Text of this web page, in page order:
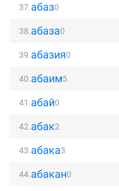
37.абаз0
38.абаза0
39.абазия0
40.абаим5
41.абай0
42.абак2
43.абака3
44.абакан0